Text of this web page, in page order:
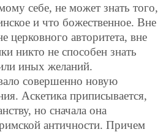
себе, не может знать того,
и что божественное. Вне
церковного авторитета, вне
никто не способен знать
иных желаний.
совершенно новую
Аскетика приписывается,
но сначала она
античности. Причем